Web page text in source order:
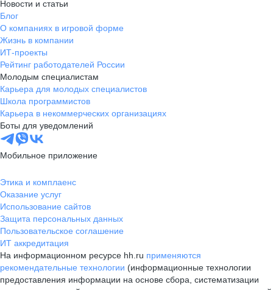
Новости и статьи
Блог
О компаниях в игровой форме
Жизнь в компании
ИТ-проекты
Рейтинг работодателей России
Молодым специалистам
Карьера для молодых специалистов
Школа программистов
Карьера в некоммерческих организациях
Боты для уведомлений
Мобильное приложение
Этика и комплаенс
Оказание услуг
Использование сайтов
Защита персональных данных
Пользовательское соглашение
ИТ аккредитация
На информационном ресурсе hh.ru применяются
рекомендательные технологии (информационные технологии
предоставления информации на основе сбора, систематизации